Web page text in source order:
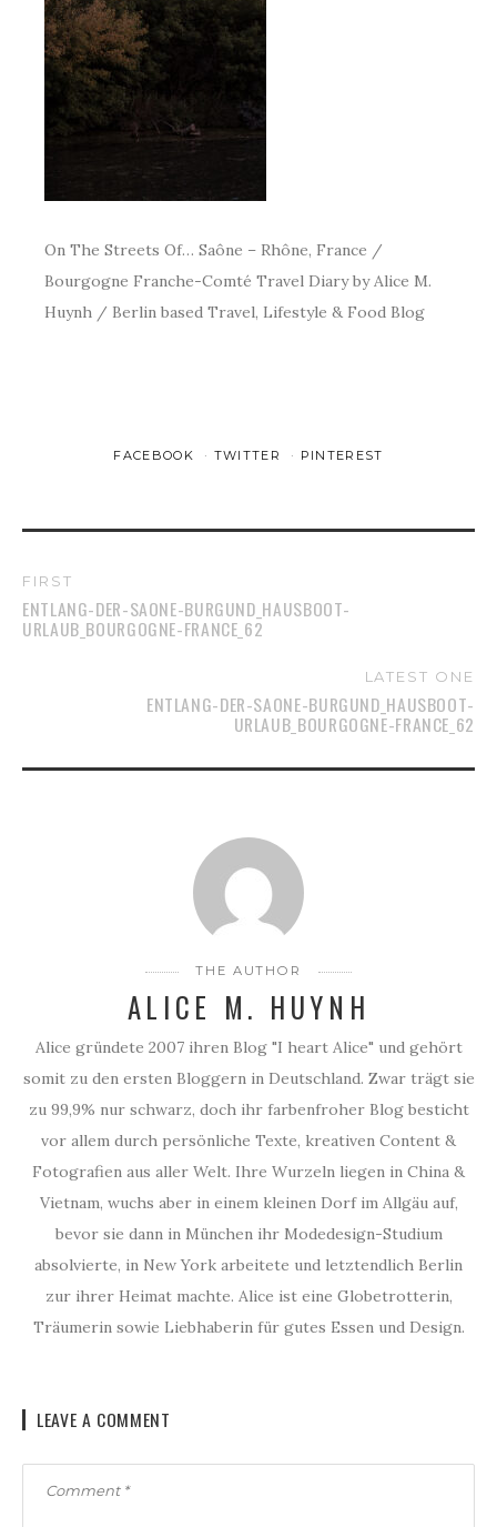
On The Streets Of… Saône – Rhône, France /
Bourgogne Franche-Comté Travel Diary by Alice M.
Huynh / Berlin based Travel, Lifestyle & Food Blog
FACEBOOK TWITTER PINTEREST
FIRST
ENTLANG-DER-SAONE-BURGUND_HAUSBOOT-
URLAUB_BOURGOGNE-FRANCE_62
LATEST ONE
ENTLANG-DER-SAONE-BURGUND_HAUSBOOT-
URLAUB_BOURGOGNE-FRANCE_62
THE AUTHOR
ALICE M. HUYNH
Alice gründete 2007 ihren Blog "I heart Alice" und gehört
somit zu den ersten Bloggern in Deutschland. Zwar trägt sie
zu 99,9% nur schwarz, doch ihr farbenfroher Blog besticht
vor allem durch persönliche Texte, kreativen Content &
Fotografien aus aller Welt. Ihre Wurzeln liegen in China &
Vietnam, wuchs aber in einem kleinen Dorf im Allgäu auf,
bevor sie dann in München ihr Modedesign-Studium
absolvierte, in New York arbeitete und letztendlich Berlin
zur ihrer Heimat machte. Alice ist eine Globetrotterin,
Träumerin sowie Liebhaberin für gutes Essen und Design.
LEAVE A COMMENT